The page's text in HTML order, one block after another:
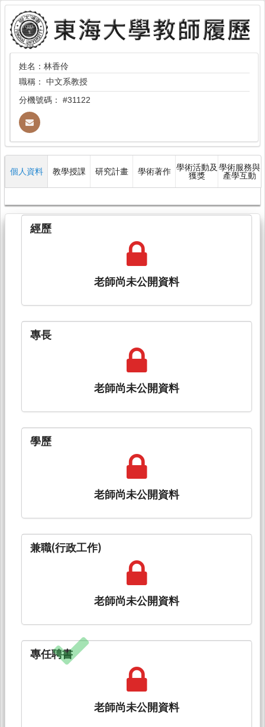
姓名：林香伶
職稱： 中文系教授
分機號碼： #31122
個人資料 教學授課 研究計畫 學術著作 學術活動及
獲獎
學術服務與
產學互動
經歷
老師尚未公開資料
專長
老師尚未公開資料
學歷
老師尚未公開資料
兼職(行政工作)
老師尚未公開資料
專任聘書
老師尚未公開資料